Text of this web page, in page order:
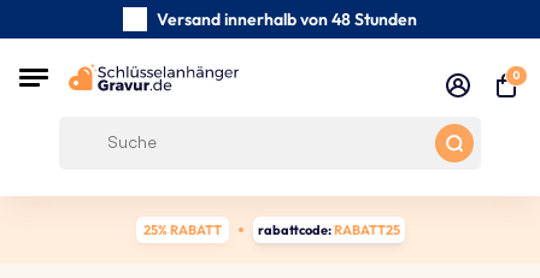
Versand innerhalb von 48 Stunden
0
25% RABATT rabattcode:RABATT25